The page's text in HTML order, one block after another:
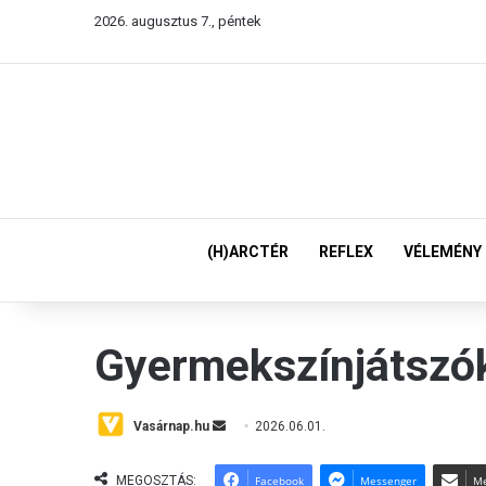
2026. augusztus 7., péntek
(H)ARCTÉR REFLEX VÉLEMÉNY
Vasárnap.hu
n
2026.06.01.
MEGOSZTÁS: Facebook Messenger